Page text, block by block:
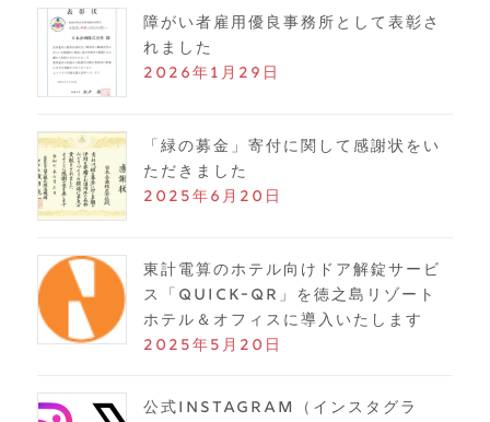
障がい者雇用優良事務所として表彰さ
れました
2026年1月29日
「緑の募金」寄付に関して感謝状をい
ただきました
2025年6月20日
東計電算のホテル向けドア解錠サービ
ス「Quick-QR」を徳之島リゾート
ホテル＆オフィスに導入いたします
2025年5月20日
公式Instagram（インスタグラ